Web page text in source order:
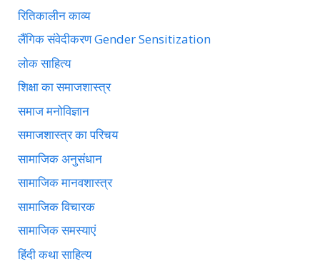
रितिकालीन काव्य
लैंगिक संवेदीकरण Gender Sensitization
लोक साहित्य
शिक्षा का समाजशास्त्र
समाज मनोविज्ञान
समाजशास्त्र का परिचय
सामाजिक अनुसंधान
सामाजिक मानवशास्त्र
सामाजिक विचारक
सामाजिक समस्याएं
हिंदी कथा साहित्य